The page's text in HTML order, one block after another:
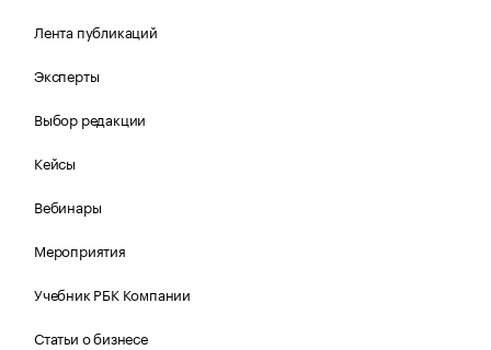
Лента публикаций
Эксперты
Выбор редакции
Кейсы
Вебинары
Мероприятия
Учебник РБК Компании
Статьи о бизнесе